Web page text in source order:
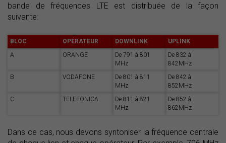
bande de fréquences LTE est distribuée de la façon
suivante:
BLOC OPÉRATEUR DOWNLINK
UPLINK
A
ORANGE
De 791 à 801
MHz
De 832 à
842MHz
B
VODAFONE
De 801 à 811
MHz
De 842 à
852MHz
C
TELEFONICA
De 811 à 821
MHz
De 852 à
862MHz
Dans ce cas, nous devons syntoniser la fréquence centrale